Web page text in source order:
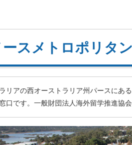
ースメトロポリタ
リアの西オーストラリア州パースにあ
口です。一般財団法人海外留学推進協